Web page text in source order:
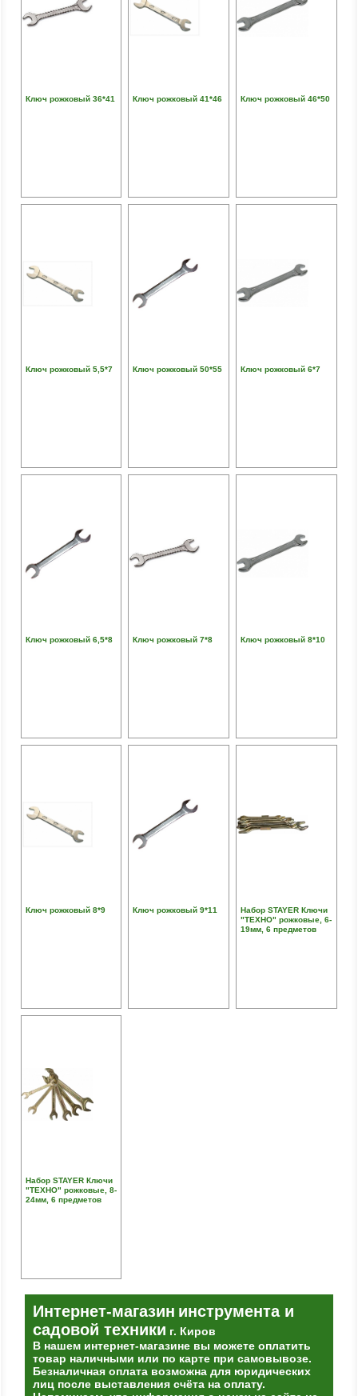
Ключ рожковый 36*41 Ключ рожковый 41*46 Ключ рожковый 46*50
Ключ рожковый 5,5*7 Ключ рожковый 50*55 Ключ рожковый 6*7
Ключ рожковый 6,5*8 Ключ рожковый 7*8 Ключ рожковый 8*10
Ключ рожковый 8*9 Ключ рожковый 9*11
Набор STAYER Ключи
"ТЕХНО" рожковые, 6-
19мм, 6 предметов
Набор STAYER Ключи
"ТЕХНО" рожковые, 8-
24мм, 6 предметов
Интернет-магазин инструмента и
садовой техники г. Киров
В нашем интернет-магазине вы можете оплатить
товар наличными или по карте при самовывозе.
Безналичная оплата возможна для юридических
лиц после выставления счёта на оплату.